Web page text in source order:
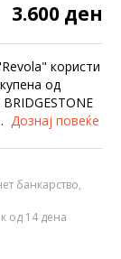
3.600 ден
користи
од
Дознај повеќе
банкарство,
од 14 дена